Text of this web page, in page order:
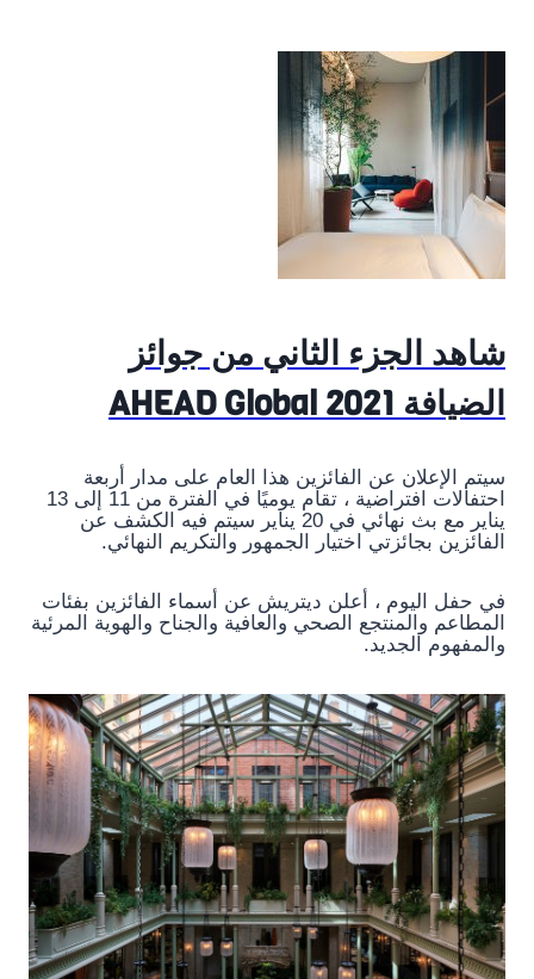
شاهد الجزء الثاني من جوائز
الضيافة AHEAD Global 2021
سيتم الإعلان عن الفائزين هذا العام على مدار أربعة
احتفالات افتراضية ، تقام يوميًا في الفترة من 11 إلى 13
يناير مع بث نهائي في 20 يناير سيتم فيه الكشف عن
الفائزين بجائزتي اختيار الجمهور والتكريم النهائي.
في حفل اليوم ، أعلن ديتريش عن أسماء الفائزين بفئات
المطاعم والمنتجع الصحي والعافية والجناح والهوية المرئية
والمفهوم الجديد.